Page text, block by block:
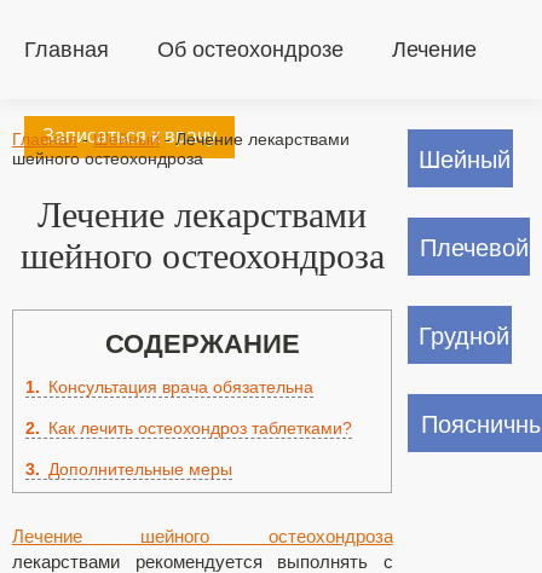
Главная Об остеохондрозе Лечение
Записаться к врачу
Главная - Шейный - Лечение лекарствами
шейного остеохондроза
Лечение лекарствами
шейного остеохондроза
СОДЕРЖАНИЕ
1 Консультация врача обязательна
2 Как лечить остеохондроз таблетками?
3 Дополнительные меры
Лечение шейного остеохондроза
лекарствами рекомендуется выполнять с
Шейный
Плечевой
Грудной